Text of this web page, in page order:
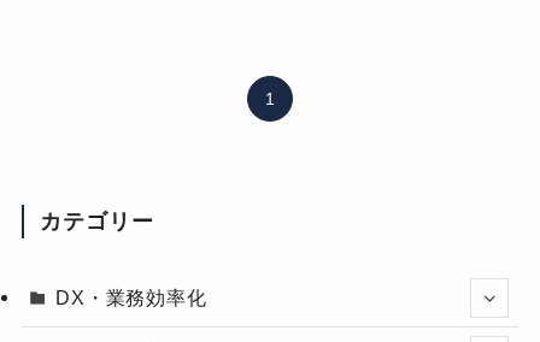
1
カテゴリー
DX・業務効率化